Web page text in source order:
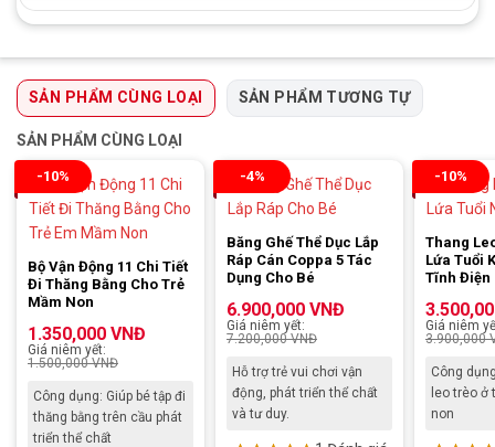
SẢN PHẨM CÙNG LOẠI SẢN PHẨM TƯƠNG TỰ
SẢN PHẨM CÙNG LOẠI
-10%
Bộ Vận Động 11 Chi Tiết
Đi Thăng Bằng Cho Trẻ
Mầm Non
1.350,000 VNĐ
Giá niêm yết:
1.500,000VNĐ
Công dụng: Giúp bé tập đi
thăng bằng trên cầu phát
triển thể chất
-4%
Băng Ghế Thể Dục Lắp
Ráp Cán Coppa 5 Tác
Dụng Cho Bé
6.900,000 VNĐ
Giá niêm yết:
7.200,000VNĐ
Hỗ trợ trẻ vui chơi vận
động, phát triển thể chất
và tư duy.
-10%
Thang
Lứa Tuổi
Tĩnh Điện
Giá niêm
3.900,000
Công
leo trèo ở
non